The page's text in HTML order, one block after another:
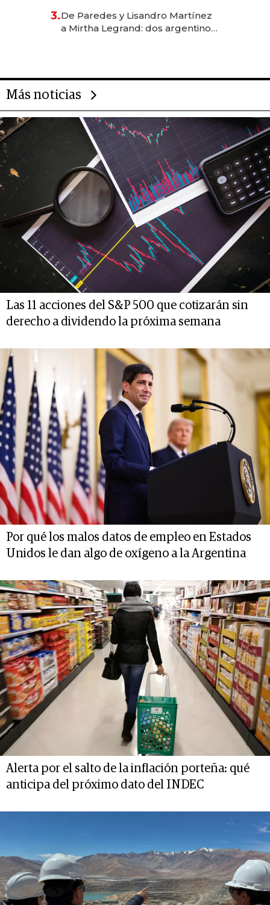
las marcas "fast premium"
3.De Paredes y Lisandro Martínez
a Mirtha Legrand: dos argentinos
Más noticias
Las 11 acciones del S&P 500 que cotizarán sin
derecho a dividendo la próxima semana
Por qué los malos datos de empleo en Estados
Unidos le dan algo de oxígeno a la Argentina
Alerta por el salto de la inflación porteña: qué
anticipa del próximo dato del INDEC